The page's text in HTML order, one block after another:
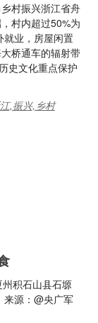
村振兴浙江省舟
村内超过50%为
就业，房屋闲置
桥通车的辐射带
史文化重点保护
,振兴,乡村
积石山县石塬
来源：@央广军